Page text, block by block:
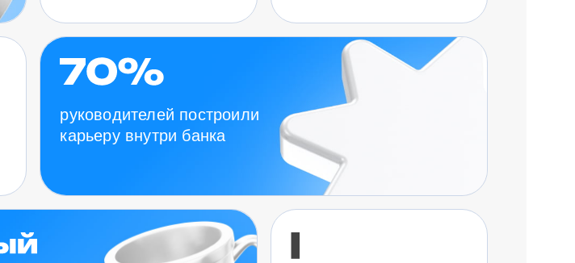
руководителей построили
карьеру внутри банка